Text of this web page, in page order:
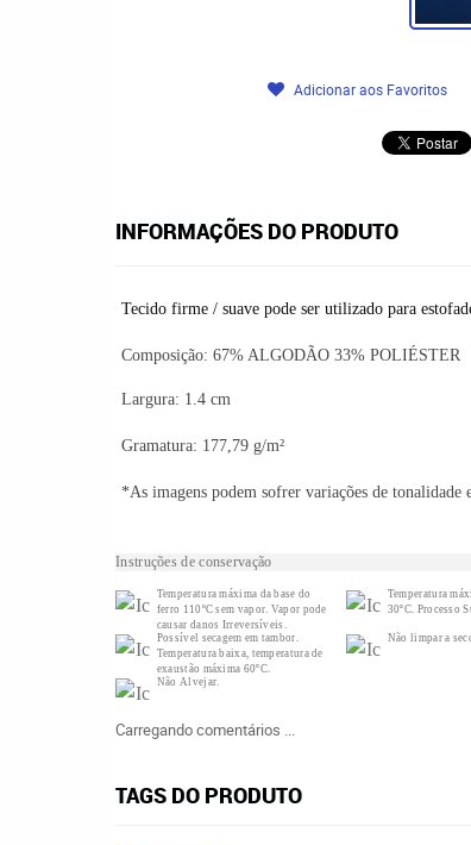
Adicionar aos Favoritos
INFORMAÇÕES DO PRODUTO
Tecido firme / suave pode ser utilizado para
Composição: 67% ALGODÃO 33% POLIÉSTER
Largura: 1.4 cm
Gramatura: 177,79 g/m²
*As imagens podem sofrer variações de
Instruções de conservação
Temperatura máxima da base do
ferro 110ºC sem vapor. Vapor pode
causar danos Irreversíveis.
Temperatura
30ºC. Processo
Possível secagem em tambor.
Temperatura baixa, temperatura de
exaustão máxima 60ºC.
Não limpar a
Não Alvejar.
Carregando comentários ...
TAGS DO PRODUTO